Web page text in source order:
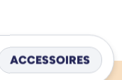
ACCESSOIRES